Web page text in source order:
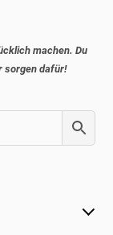
machen. Du
sorgen dafür!